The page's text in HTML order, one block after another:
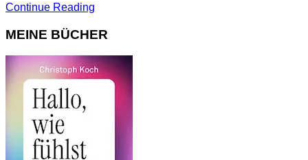
Continue Reading
MEINE BÜCHER